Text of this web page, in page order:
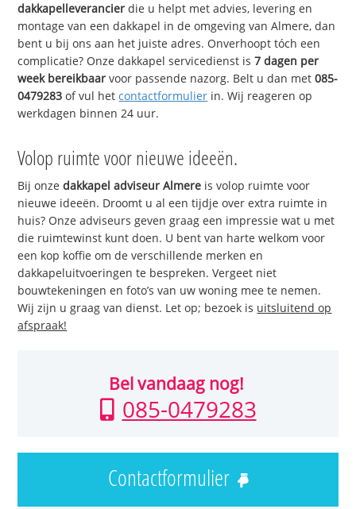
dakkapelleverancier die u helpt met advies, levering en
montage van een dakkapel in de omgeving van Almere, dan
bent u bij ons aan het juiste adres. Onverhoopt tóch een
complicatie? Onze dakkapel servicedienst is7 dagen per
week bereikbaar voor passende nazorg. Belt u dan met085-
0479283 of vul hetcontactformulier in. Wij reageren op
werkdagen binnen 24 uur.
Volop ruimte voor nieuwe ideeën.
Bij onzedakkapel adviseur Almere is volop ruimte voor
nieuwe ideeën. Droomt u al een tijdje over extra ruimte in
huis? Onze adviseurs geven graag een impressie wat u met
die ruimtewinst kunt doen. U bent van harte welkom voor
een kop koffie om de verschillende merken en
dakkapeluitvoeringen te bespreken. Vergeet niet
bouwtekeningen en foto’s van uw woning mee te nemen.
Wij zijn u graag van dienst. Let op; bezoek is uitsluitend op
afspraak!
Bel vandaag nog!
085-0479283
Contactformulier